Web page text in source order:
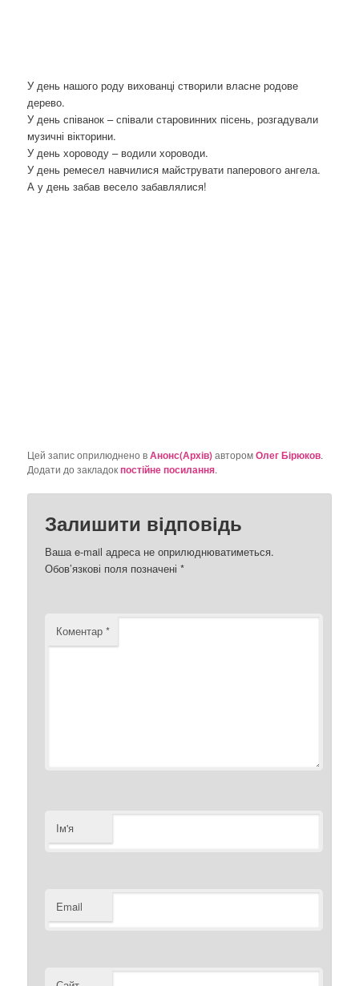
У день нашого роду вихованці створили власне родове
дерево.
У день співанок – співали старовинних пісень, розгадували
музичні вікторини.
У день хороводу – водили хороводи.
У день ремесел навчилися майструвати паперового ангела.
А у день забав весело забавлялися!
Цей запис оприлюднено вАнонс(Архів)авторомОлег Бірюков.
Додати до закладокпостійне посилання.
Залишити відповідь
Ваша e-mail адреса не оприлюднюватиметься.
Обов’язкові поля позначені*
Коментар*
Ім'я
Email